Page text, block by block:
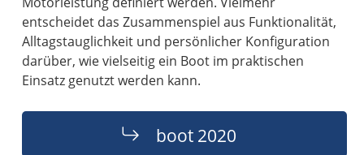
entscheidet das Zusammenspiel aus Funktionalität,
Alltagstauglichkeit und persönlicher Konfiguration
darüber, wie vielseitig ein Boot im praktischen
Einsatz genutzt werden kann.
boot 2020